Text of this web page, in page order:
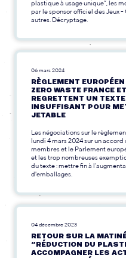
plastique à usage unique”, les
par le sponsor officiel des Jeux
autres. Décryptage.
06 mars 2024
RÈGLEMENT
ZERO WASTE FRANCE
REGRETTENT UN
INSUFFISANT POUR
JETABLE
Les négociations sur le
lundi 4 mars 2024 sur un
membres et le Parlement
et les trop nombreuses
du texte : mettre fin à
d'emballages.
04 décembre 2023
RETOUR SUR LA
“RÉDUCTION DU
ACCOMPAGNER LES